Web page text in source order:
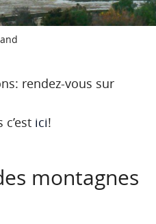
rendez-vous sur
ici!
montagnes